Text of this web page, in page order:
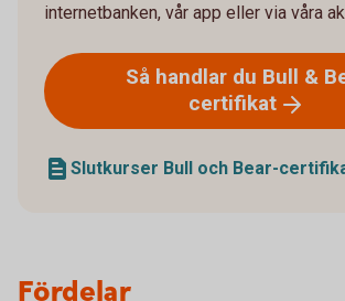
internetbanken, vår app eller via våra
Så handlar du Bull &
certifikat
Slutkurser Bull och Bear-
Fördelar